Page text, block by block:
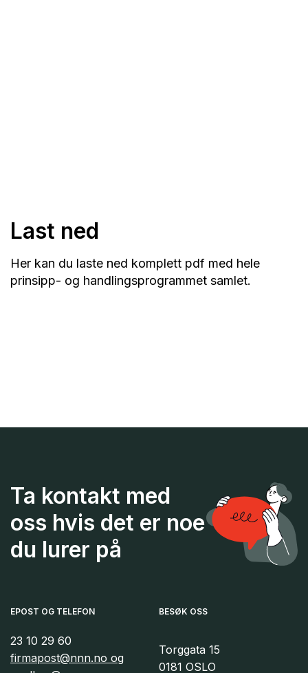
Last ned
Her kan du laste ned komplett pdf med hele
prinsipp- og handlingsprogrammet samlet.
Ta kontakt med
oss hvis det er noe
du lurer på
EPOST OG TELEFON
23 10 29 60
firmapost@nnn.no og
BESØK OSS
Torggata 15
0181 OSLO